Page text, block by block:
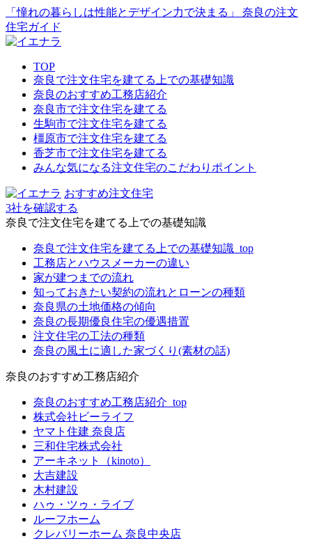
「憧れの暮らしは性能とデザイン力で決まる」 奈良の注文
住宅ガイド
TOP
奈良で注文住宅を建てる上での基礎知識
奈良のおすすめ工務店紹介
奈良市で注文住宅を建てる
生駒市で注文住宅を建てる
橿原市で注文住宅を建てる
香芝市で注文住宅を建てる
みんな気になる注文住宅のこだわりポイント
おすすめ注文住宅
3社を確認する
奈良で注文住宅を建てる上での基礎知識
奈良で注文住宅を建てる上での基礎知識_top
工務店とハウスメーカーの違い
家が建つまでの流れ
知っておきたい契約の流れとローンの種類
奈良県の土地価格の傾向
奈良の長期優良住宅の優遇措置
注文住宅の工法の種類
奈良の風土に適した家づくり(素材の話)
奈良のおすすめ工務店紹介
奈良のおすすめ工務店紹介_top
株式会社ビーライフ
ヤマト住建 奈良店
三和住宅株式会社
アーキネット（kinoto）
大吉建設
⽊村建設
ハゥ・ツゥ・ライブ
ルーフホーム
クレバリーホーム 奈良中央店